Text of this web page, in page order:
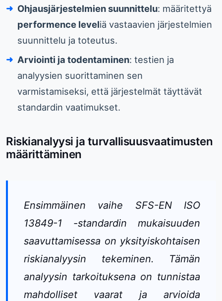
Ohjausjärjestelmien suunnittelu: määritettyä
performence leveliä vastaavien järjestelmien
suunnittelu ja toteutus.
Arviointi ja todentaminen: testien ja
analyysien suorittaminen sen
varmistamiseksi, että järjestelmät täyttävät
standardin vaatimukset.
Riskianalyysi ja turvallisuusvaatimusten
määrittäminen
Ensimmäinen vaihe SFS-EN ISO
13849-1 -standardin mukaisuuden
saavuttamisessa on yksityiskohtaisen
riskianalyysin tekeminen. Tämän
analyysin tarkoituksena on tunnistaa
mahdolliset vaarat ja arvioida